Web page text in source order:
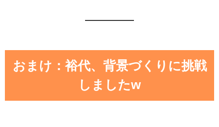
おまけ：裕代、背景づくりに挑戦
しましたw